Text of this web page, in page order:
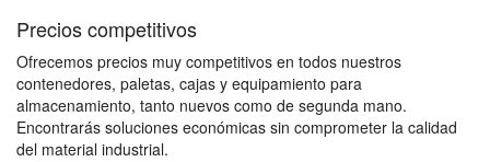
Precios competitivos
Ofrecemos precios muy competitivos en todos nuestros
contenedores, paletas, cajas y equipamiento para
almacenamiento, tanto nuevos como de segunda mano.
Encontrarás soluciones económicas sin comprometer la calidad
del material industrial.